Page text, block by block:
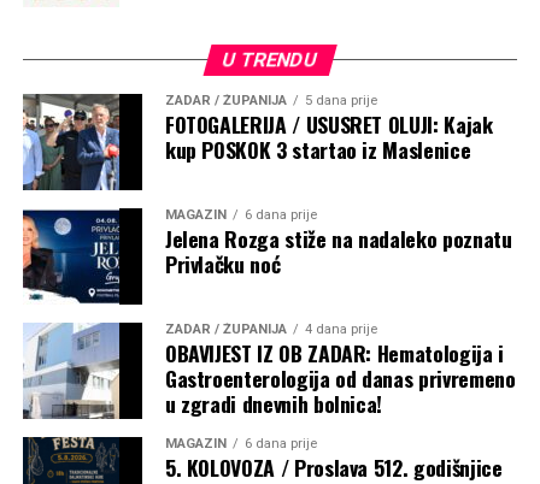
Severe Weather
Kombinacija vrlo snažnog Super El Niña i pozitivnog
dipola Indijskog oceana stvara snažan tropski sustav koji
bi tijekom zime 2026./2027. mogao značajno oblikovati
U TRENDU
ZADAR / ŽUPANIJA 5 dana prije
FOTOGALERIJA / USUSRET OLUJI: Kajak
kup POSKOK 3 startao iz Maslenice
MAGAZIN 6 dana prije
Jelena Rozga stiže na nadaleko poznatu
Privlačku noć
ZADAR / ŽUPANIJA 4 dana prije
OBAVIJEST IZ OB ZADAR: Hematologija i
Gastroenterologija od danas privremeno
u zgradi dnevnih bolnica!
MAGAZIN 6 dana prije
5. KOLOVOZA / Proslava 512. godišnjice